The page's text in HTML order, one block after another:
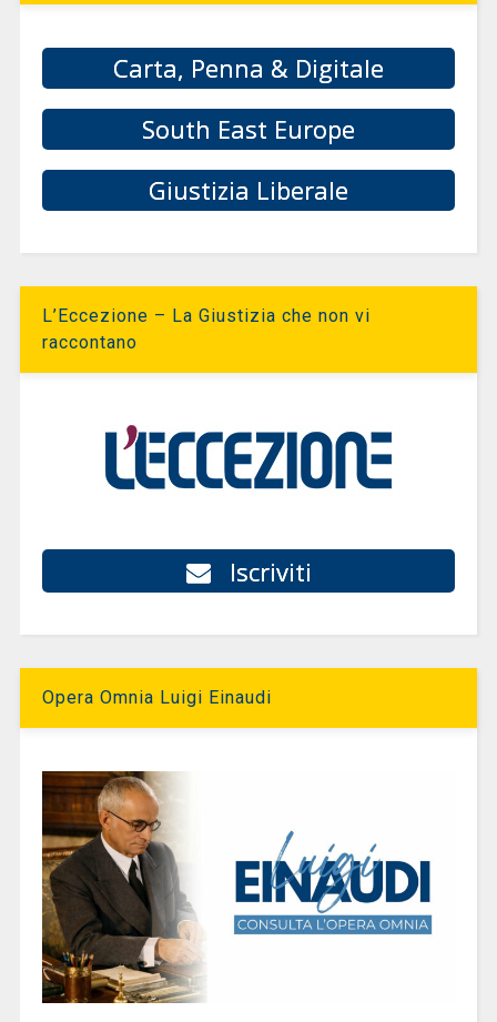
Carta, Penna & Digitale
South East Europe
Giustizia Liberale
L’Eccezione – La Giustizia che non vi
raccontano
Iscriviti
Opera Omnia Luigi Einaudi